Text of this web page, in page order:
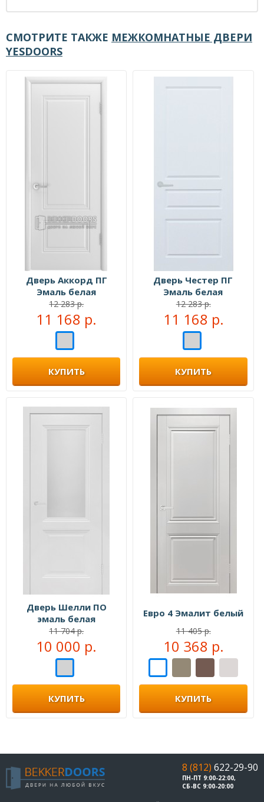
СМОТРИТЕ ТАКЖЕ МЕЖКОМНАТНЫЕ ДВЕРИ
YESDOORS
Дверь Аккорд ПГ
Эмаль белая
12 283 р.
11 168 р.
КУПИТЬ
Дверь Честер ПГ
Эмаль белая
12 283 р.
11 168 р.
КУПИТЬ
Дверь Шелли ПО
эмаль белая
11 704 р.
10 000 р.
КУПИТЬ
Евро 4 Эмалит белый
11 405 р.
10 368 р.
КУПИТЬ
8 (812) 622-29-90
ПН-ПТ 9:00-22:00,
СБ-ВС 9:00-20:00